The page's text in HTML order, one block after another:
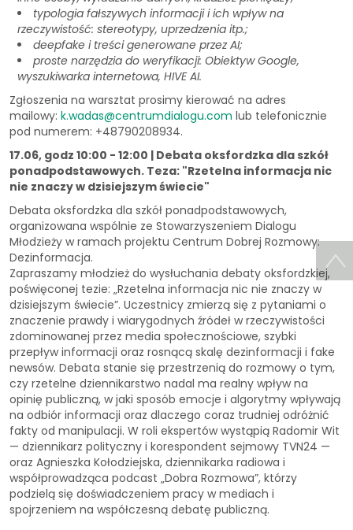
typologia fałszywych informacji i ich wpływ na
rzeczywistość: stereotypy, uprzedzenia itp.;
deepfake i treści generowane przez AI;
proste narzędzia do weryfikacji: Obiektyw Google,
wyszukiwarka internetowa, HIVE AI.
Zgłoszenia na warsztat prosimy kierować na adres
mailowy: k.wadas@centrumdialogu.com lub telefonicznie
pod numerem: +48790208934.
17.06, godz 10:00 - 12:00 | Debata oksfordzka dla szkół
ponadpodstawowych. Teza: "Rzetelna informacja nic
nie znaczy w dzisiejszym świecie"
Debata oksfordzka dla szkół ponadpodstawowych,
organizowana wspólnie ze Stowarzyszeniem Dialogu
Młodzieży w ramach projektu Centrum Dobrej Rozmowy:
Dezinformacja.
Zapraszamy młodzież do wysłuchania debaty oksfordzkiej,
poświęconej tezie: „Rzetelna informacja nic nie znaczy w
dzisiejszym świecie”. Uczestnicy zmierzą się z pytaniami o
znaczenie prawdy i wiarygodnych źródeł w rzeczywistości
zdominowanej przez media społecznościowe, szybki
przepływ informacji oraz rosnącą skalę dezinformacji i fake
newsów. Debata stanie się przestrzenią do rozmowy o tym,
czy rzetelne dziennikarstwo nadal ma realny wpływ na
opinię publiczną, w jaki sposób emocje i algorytmy wpływają
na odbiór informacji oraz dlaczego coraz trudniej odróżnić
fakty od manipulacji. W roli ekspertów wystąpią Radomir Wit
— dziennikarz polityczny i korespondent sejmowy TVN24 —
oraz Agnieszka Kołodziejska, dziennikarka radiowa i
współprowadząca podcast „Dobra Rozmowa”, którzy
podzielą się doświadczeniem pracy w mediach i
spojrzeniem na współczesną debatę publiczną.